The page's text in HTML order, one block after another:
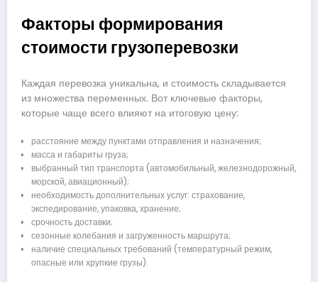
Факторы формирования
стоимости грузоперевозки
Каждая перевозка уникальна, и стоимость складывается
из множества переменных. Вот ключевые факторы,
которые чаще всего влияют на итоговую цену:
расстояние между пунктами отправления и назначения;
масса и габариты груза;
выбранный тип транспорта (автомобильный, железнодорожный,
морской, авиационный);
необходимость дополнительных услуг: страхование,
экспедирование, упаковка, хранение;
срочность доставки;
сезонные колебания и загруженность маршрута;
наличие специальных требований (температурный режим,
опасные или хрупкие грузы).